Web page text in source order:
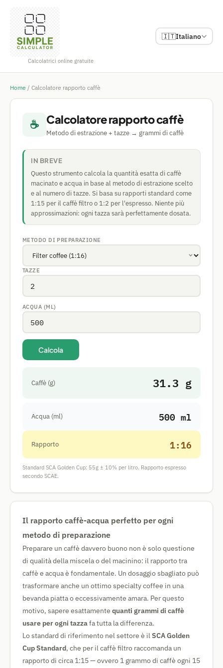
Calcolatrici online gratuite
🇮🇹Italiano
Home / Calcolatore rapporto caffè
☕ Calcolatore rapporto caffè
Metodo di estrazione + tazze → grammi di caffè
IN BREVE
Questo strumento calcola la quantità esatta di caffè
macinato e acqua in base al metodo di estrazione scelto
e al numero di tazze. Si basa su rapporti standard come
1:15 per il caffè filtro o 1:2 per l'espresso. Niente più
approssimazioni: ogni tazza sarà perfettamente dosata.
METODO DI PREPARAZIONE
TAZZE
ACQUA (ML)
Calcola
Caffè (g) 31.3 g
Acqua (ml) 500 ml
Rapporto 1:16
Standard SCA Golden Cup: 55g ± 10% per litro. Rapporto espresso
secondo SCAE.
Il rapporto caffè-acqua perfetto per ogni
metodo di preparazione
Preparare un caffè davvero buono non è solo questione
di qualità della miscela o del macinino: il rapporto tra
caffè e acqua è fondamentale. Un dosaggio sbagliato può
trasformare anche un ottimo specialty coffee in una
bevanda piatta o eccessivamente amara. Per questo
motivo, sapere esattamente quanti grammi di caffè
usare per ogni tazzafa tutta la differenza.
Lo standard di riferimento nel settore è ilSCA Golden
Cup Standard, che per il caffè filtro raccomanda un
rapporto di circa 1:15 — ovvero 1 grammo di caffè ogni 15